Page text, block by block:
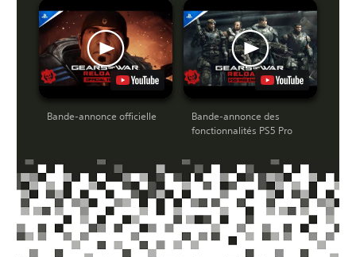
Bande-annonce officielle
Bande-annonce des
fonctionnalités PS5 Pro